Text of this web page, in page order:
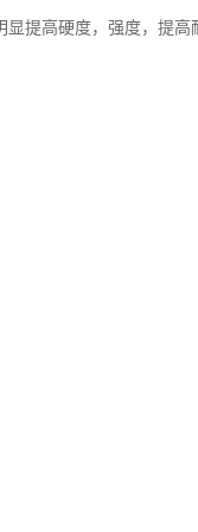
提高硬度，强度，提高